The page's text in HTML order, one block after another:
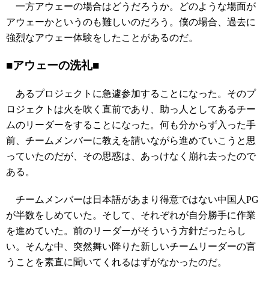
一方アウェーの場合はどうだろうか。どのような場面が
アウェーかというのも難しいのだろう。僕の場合、過去に
強烈なアウェー体験をしたことがあるのだ。
■アウェーの洗礼■
あるプロジェクトに急遽参加することになった。そのプ
ロジェクトは火を吹く直前であり、助っ人としてあるチー
ムのリーダーをすることになった。何も分からず入った手
前、チームメンバーに教えを請いながら進めていこうと思
っていたのだが、その思惑は、あっけなく崩れ去ったので
ある。
チームメンバーは日本語があまり得意ではない中国人PG
が半数をしめていた。そして、それぞれが自分勝手に作業
を進めていた。前のリーダーがそういう方針だったらし
い。そんな中、突然舞い降りた新しいチームリーダーの言
うことを素直に聞いてくれるはずがなかったのだ。